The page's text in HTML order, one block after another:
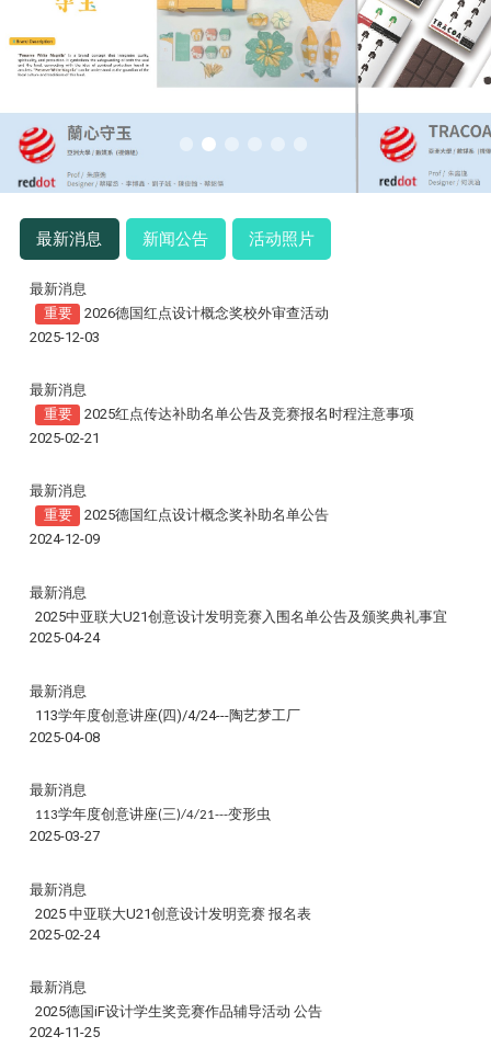
最新消息 新闻公告 活动照片
最新消息
重要
2026德国红点设计概念奖校外审查活动
2025-12-03
最新消息
重要
2025红点传达补助名单公告及竞赛报名时程注意事项
2025-02-21
最新消息
重要
2025德国红点设计概念奖补助名单公告
2024-12-09
最新消息
2025中亚联大U21创意设计发明竞赛入围名单公告及颁奖典礼事宜
2025-04-24
最新消息
113学年度创意讲座(四)/4/24---陶艺梦工厂
2025-04-08
最新消息
113学年度创意讲座(三)/4/21---变形虫
2025-03-27
最新消息
2025 中亚联大U21创意设计发明竞赛 报名表
2025-02-24
最新消息
2025德国iF设计学生奖竞赛作品辅导活动 公告
2024-11-25